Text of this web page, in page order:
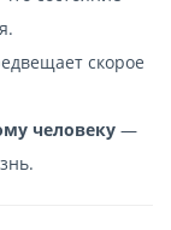
скорое
человеку —